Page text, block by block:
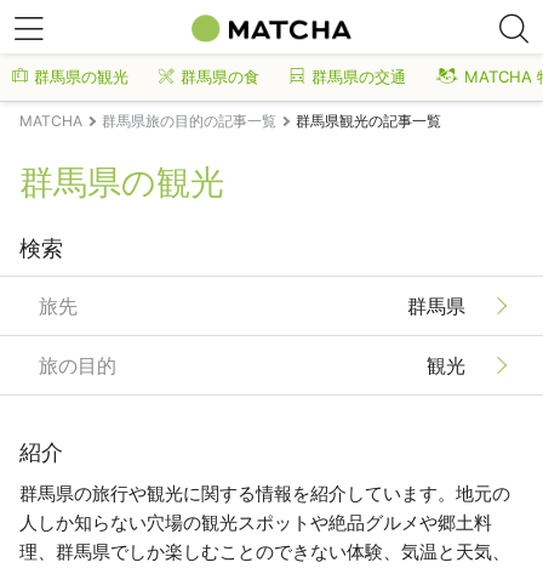
群馬県の観光 群馬県の食 群馬県の交通 MATCHA
MATCHA 群馬県旅の目的の記事一覧 群馬県観光の記事一覧
群馬県の観光
検索
旅先 群馬県
旅の目的 観光
紹介
群馬県の旅行や観光に関する情報を紹介しています。地元の
人しか知らない穴場の観光スポットや絶品グルメや郷土料
理、群馬県でしか楽しむことのできない体験、気温と天気、